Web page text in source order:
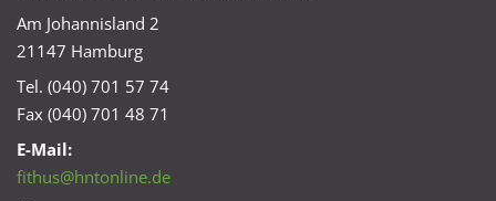
Am Johannisland 2
21147 Hamburg
Tel. (040) 701 57 74
Fax (040) 701 48 71
E-Mail:
fithus@hntonline.de